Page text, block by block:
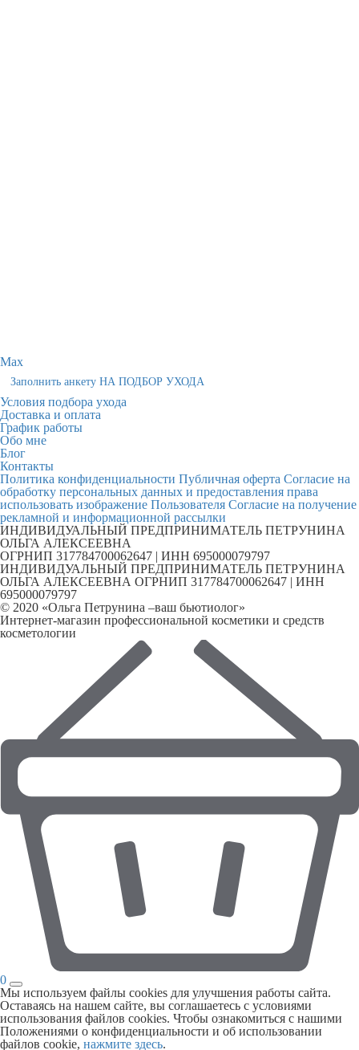
Max
Заполнить анкету НА ПОДБОР УХОДА
Условия подбора ухода
Доставка и оплата
График работы
Обо мне
Блог
Контакты
Политика конфиденциальности Публичная оферта Согласие на
обработку персональных данных и предоставления права
использовать изображение Пользователя Согласие на получение
рекламной и информационной рассылки
ИНДИВИДУАЛЬНЫЙ ПРЕДПРИНИМАТЕЛЬ ПЕТРУНИНА
ОЛЬГА АЛЕКСЕЕВНА
ОГРНИП 317784700062647 | ИНН 695000079797
ИНДИВИДУАЛЬНЫЙ ПРЕДПРИНИМАТЕЛЬ ПЕТРУНИНА
ОЛЬГА АЛЕКСЕЕВНА ОГРНИП 317784700062647 | ИНН
695000079797
© 2020 «Ольга Петрунина –ваш бьютиолог»
Интернет-магазин профессиональной косметики и средств
косметологии
0
Мы используем файлы cookies для улучшения работы сайта.
Оставаясь на нашем сайте, вы соглашаетесь с условиями
использования файлов cookies. Чтобы ознакомиться с нашими
Положениями о конфиденциальности и об использовании
файлов cookie, нажмите здесь.